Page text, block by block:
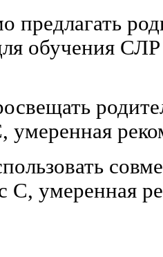
предлагать
обучения
умеренная
C, умеренная